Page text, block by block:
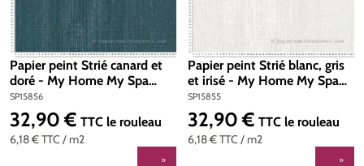
Papier peint Strié canard et
doré - My Home My Spa
d'A.S. Création | Réf.
SP15856
SP15856
6,18 €TTC / m2
Prix régulier :
32,90 € TTC le rouleau
Papier peint Strié blanc, gris
et irisé - My Home My Spa
d'A.S. Création | Réf.
SP15855
SP15855
6,18 €TTC / m2
Prix régulier :
32,90 € TTC le rouleau